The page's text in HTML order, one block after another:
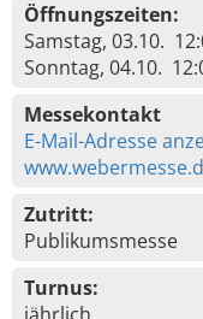
Öffnungszeiten:
Samstag, 03.10.
Sonntag, 04.10.
Messekontakt
E-Mail-Adresse
Zutritt:
Publikumsmesse
Turnus: